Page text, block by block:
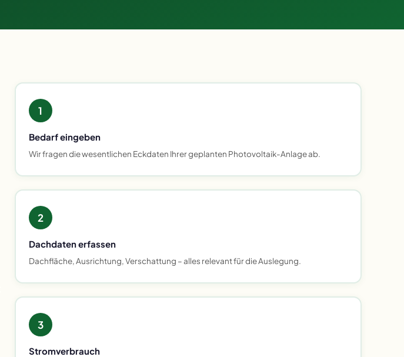
1
Bedarf eingeben
Wir fragen die wesentlichen Eckdaten Ihrer geplanten Photovoltaik-Anlage ab.
2
Dachdaten erfassen
Dachfläche, Ausrichtung, Verschattung – alles relevant für die Auslegung.
3
Stromverbrauch